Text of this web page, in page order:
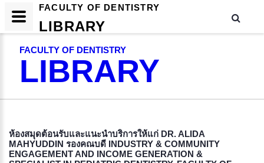
FACULTY OF DENTISTRY
LIBRARY
​ห้องสมุดต้อนรับและแนะนำบริการให้แก่ DR. ALIDA
MAHYUDDIN รองคณบดี INDUSTRY & COMMUNITY
ENGAGEMENT AND INCOME GENERATION &
FACULTY OF DENTISTRY
LIBRARY